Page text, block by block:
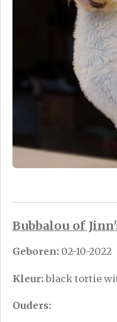
Bubbalou of
Geboren: 02-10-2022
Kleur:black tortie
Ouders: